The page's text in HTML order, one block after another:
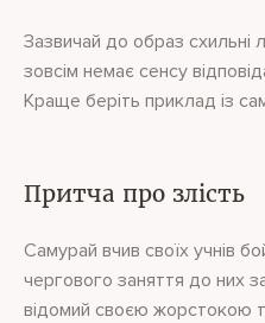
Зазвичай до образ
зовсім немає сенсу
Краще беріть приклад із
Притча про злість
Самурай вчив своїх учнів
чергового заняття до них
відомий своєю жорстокою